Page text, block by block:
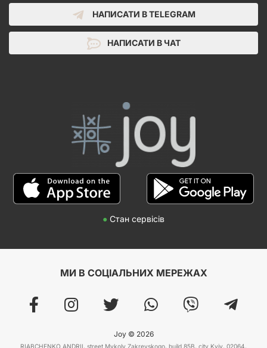
НАПИСАТИ В TELEGRAM
НАПИСАТИ В ЧАТ
● Стан сервісів
МИ В СОЦІАЛЬНИХ МЕРЕЖАХ
Joy © 2026
RIABCHENKO ANDRII, street Mykoly Zakrevskogo, build 85B, city Kyiv, 02064,